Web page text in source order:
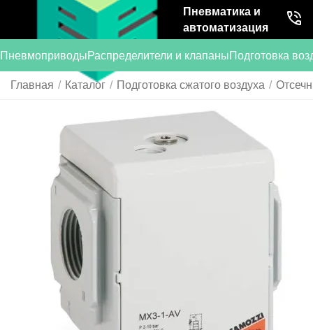
Пневматика и
автоматизация
ПневмоприводыРаспределители и клапаныПодготовка
Главная / Каталог / Подготовка сжатого воздуха /